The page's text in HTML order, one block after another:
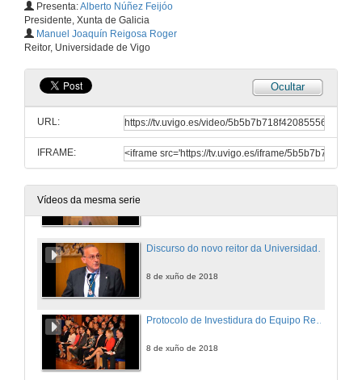
Presenta:Alberto Núñez Feijóo
Presidente, Xunta de Galicia
Manuel Joaquín Reigosa Roger
Reitor, Universidade de Vigo
Ocultar
URL:
IFRAME:
Vídeos da mesma serie
8 de xuño de 2018
8 de xuño de 2018
Protocolo de Investidura do Equipo Reitoral da Universidade de Vigo
8 de xuño de 2018